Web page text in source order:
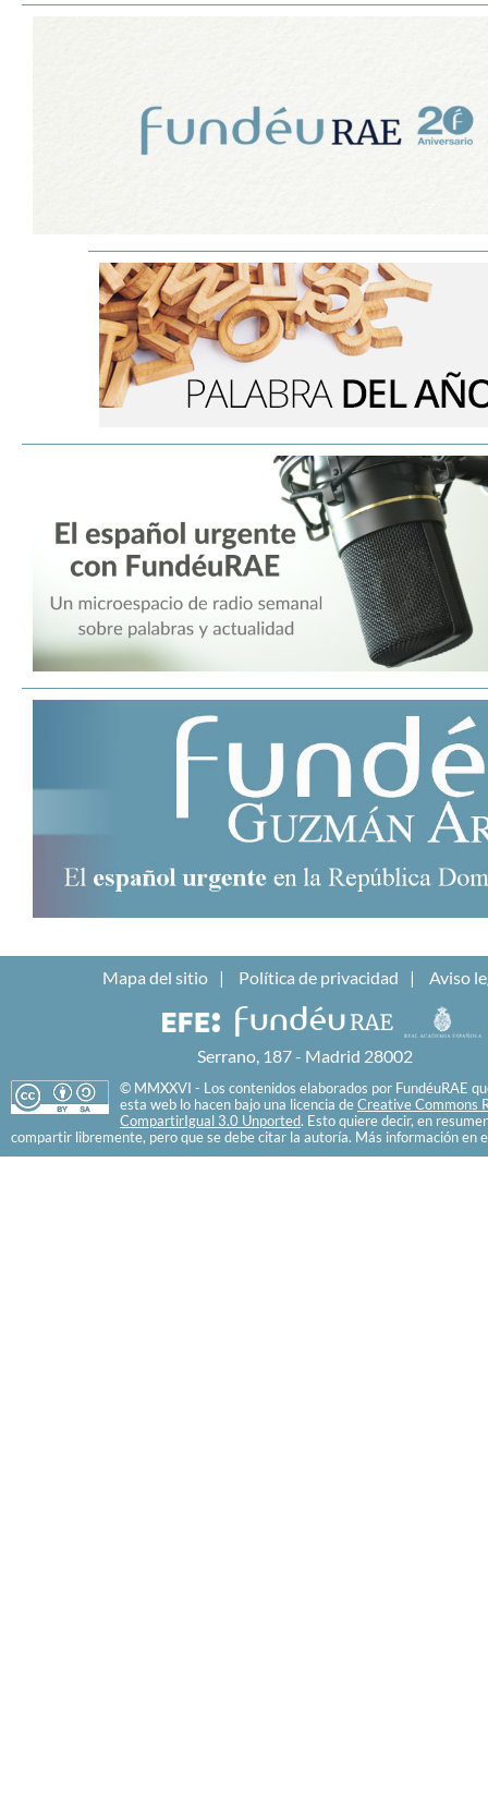
Mapa del sitio Política de privacidad Aviso
Serrano, 187 - Madrid 28002
© MMXXVI - Los contenidos elaborados por FundéuRAE
esta web lo hacen bajo una licencia de Creative Commons
CompartirIgual 3.0 Unported. Esto quiere decir, en
compartir libremente, pero que se debe citar la autoría. Más información en